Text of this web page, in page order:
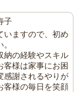
子
いますので、初め
納の経験やスキル
客様は家事にお困
感謝されるやりが
客様の毎日を笑顔